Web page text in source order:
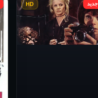
جديد HD